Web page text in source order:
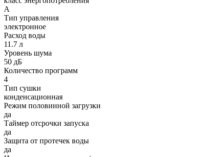
А
Тип управления
электронное
Расход воды
11.7 л
Уровень шума
50 дБ
Количество программ
4
Тип сушки
конденсационная
Режим половинной загрузки
да
Таймер отсрочки запуска
да
Защита от протечек воды
да